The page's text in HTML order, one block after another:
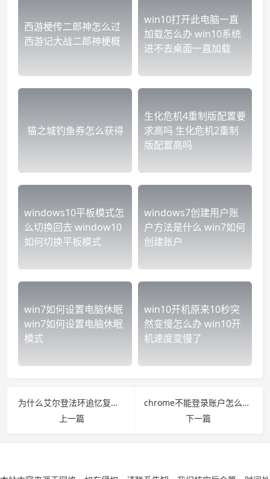
西游梗传二郎神怎么过
西游记大战二郎神梗概
win10打开此电脑一直
加载怎么办 win10系统
进不去桌面一直加载
猫之城钓鱼券怎么获得
生化危机4重制版配置要
求高吗 生化危机2重制
版配置高吗
windows10平板模式怎
么切换回去 window10
如何切换平板模式
windows7创建用户账
户方法是什么 win7如何
创建账户
win7如何设置电脑休眠
win7如何设置电脑休眠
模式
win10开机原来10秒突
然变慢怎么办 win10开
机速度变慢了
为什么艾尔登法环追忆复制不了
上一篇
chrome不能登录账户怎么办 苹果手机chrome登录不了账户
下一篇